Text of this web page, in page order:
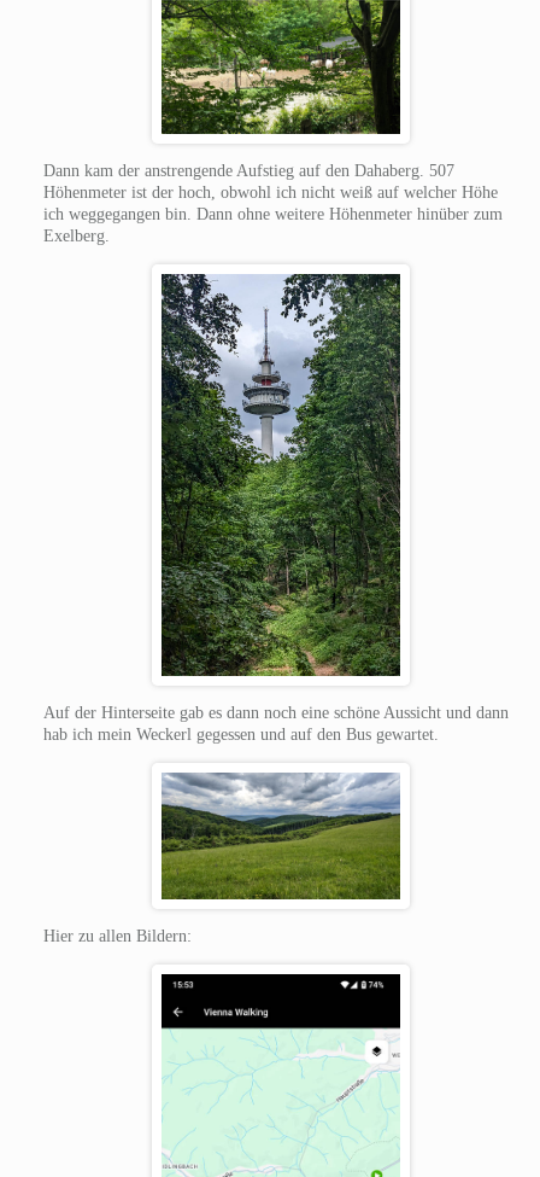
Dann kam der anstrengende Aufstieg auf den Dahaberg. 507
Höhenmeter ist der hoch, obwohl ich nicht weiß auf welcher Höhe
ich weggegangen bin. Dann ohne weitere Höhenmeter hinüber zum
Exelberg.
Auf der Hinterseite gab es dann noch eine schöne Aussicht und dann
hab ich mein Weckerl gegessen und auf den Bus gewartet.
Hier zu allen Bildern: